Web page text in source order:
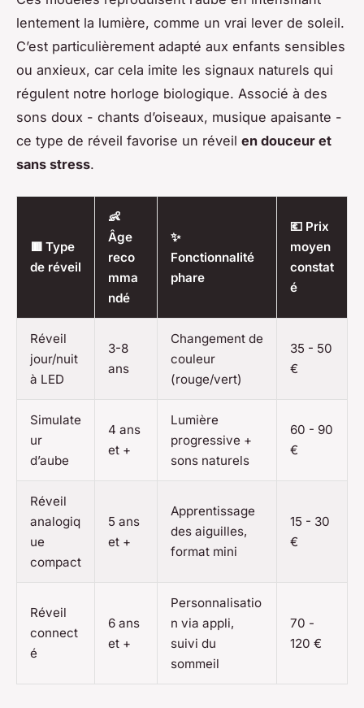
lentement la lumière, comme un vrai lever de soleil.
C’est particulièrement adapté aux enfants sensibles
ou anxieux, car cela imite les signaux naturels qui
régulent notre horloge biologique. Associé à des
sons doux - chants d’oiseaux, musique apaisante -
ce type de réveil favorise un réveil en douceur et
sans stress.
🟥 Type
de réveil
👶
Âge
reco
mma
ndé
✨
Fonctionnalité
phare
💶 Prix
moyen
constat
é
Réveil
jour/nuit
à LED
3-8
ans
Changement de
couleur
(rouge/vert)
35 - 50
€
Simulate
ur
d’aube
4 ans
et +
Lumière
progressive +
sons naturels
60 - 90
€
Réveil
analogiq
ue
compact
5 ans
et +
Apprentissage
des aiguilles,
format mini
15 - 30
€
Réveil
connect
é
6 ans
et +
Personnalisatio
n via appli,
suivi du
sommeil
70 -
120 €